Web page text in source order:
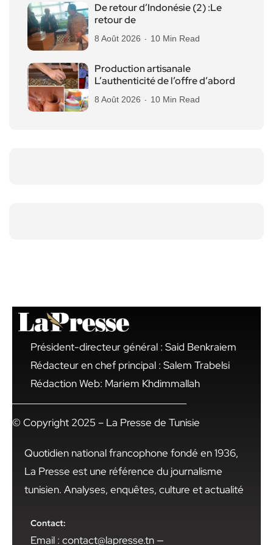
De retour d’Indonésie (2) :Le
retour de
8 Août 2026 10 Min Read
Production artisanale
L’authenticité de l’offre d’abord
8 Août 2026 10 Min Read
Président-directeur général : Said Benkraiem
Rédacteur en chef principal : Salem Trabelsi
Rédaction Web: Mariem Khdimmallah
© Copyright 2025 – La Presse de Tunisie
Quotidien national francophone fondé en 1936,
La Presse est une référence du journalisme
tunisien. Analyses, enquêtes, culture et actualité
Contact:
Email : contact@lapresse.tn —